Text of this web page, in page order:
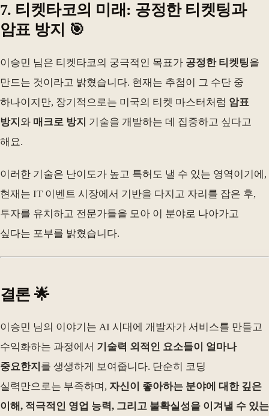
7. 티켓타코의 미래: 공정한 티켓팅과
암표 방지 🎯
이승민 님은 티켓타코의 궁극적인 목표가 공정한 티켓팅을
만드는 것이라고 밝혔습니다. 현재는 추첨이 그 수단 중
하나이지만, 장기적으로는 미국의 티켓 마스터처럼 암표
방지 와 매크로 방지 기술을 개발하는 데 집중하고 싶다고
해요.
이러한 기술은 난이도가 높고 특허도 낼 수 있는 영역이기에,
현재는 IT 이벤트 시장에서 기반을 다지고 자리를 잡은 후,
투자를 유치하고 전문가들을 모아 이 분야로 나아가고
싶다는 포부를 밝혔습니다.
결론 🌟
이승민 님의 이야기는 AI 시대에 개발자가 서비스를 만들고
수익화하는 과정에서 기술력 외적인 요소들이 얼마나
중요한지 를 생생하게 보여줍니다. 단순히 코딩
실력만으로는 부족하며, 자신이 좋아하는 분야에 대한 깊은
이해, 적극적인 영업 능력, 그리고 불확실성을 이겨낼 수 있는